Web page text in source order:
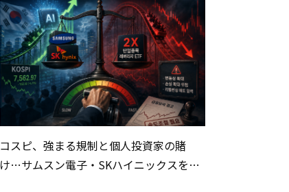
コスピ、強まる規制と個人投資家の賭
け…サムスン電子・SKハイニックスを巡